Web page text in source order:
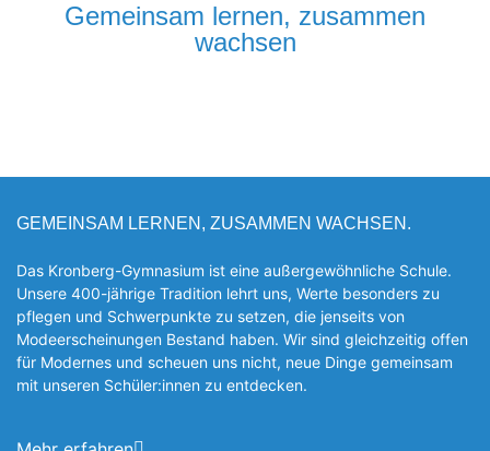
Gemeinsam lernen, zusammen
wachsen
GEMEINSAM LERNEN, ZUSAMMEN WACHSEN.
Das Kronberg-Gymnasium ist eine außergewöhnliche Schule.
Unsere 400-jährige Tradition lehrt uns, Werte besonders zu
pflegen und Schwerpunkte zu setzen, die jen­seits von
Modeerscheinungen Be­stand haben. Wir sind gleichzeitig offen
für Modernes und scheuen uns nicht, neue Dinge gemeinsam
mit unseren Schüler:innen zu entde­cken.